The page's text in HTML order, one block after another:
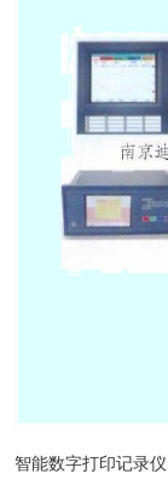
智能数字打印记录仪